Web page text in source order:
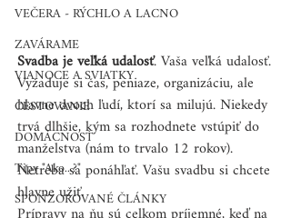
VEČERA - RÝCHLO A LACNO
ZAVÁRAME
VIANOCE A SVIATKY
CESTOVANIE
DOMÁCNOSŤ
Tipy "Ako...?"
SPONZOROVANÉ ČLÁNKY
Svadba je veľká udalosť. Vaša veľká udalosť.
Vyžaduje si čas, peniaze, organizáciu, ale
hlavne dvoch ľudí, ktorí sa milujú. Niekedy
trvá dlhšie, kým sa rozhodnete vstúpiť do
manželstva (nám to trvalo 12 rokov).
Netreba sa ponáhľať. Vašu svadbu si chcete
hlavne užiť.